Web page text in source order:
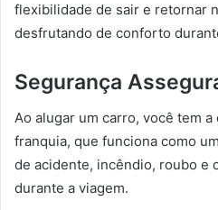
flexibilidade de sair e retornar
desfrutando de conforto
Segurança
Ao alugar um carro, você tem a
franquia, que funciona como
de acidente, incêndio, roubo e
durante a viagem.